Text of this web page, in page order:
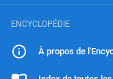
ENCYCLOPÉDIE
À propos de